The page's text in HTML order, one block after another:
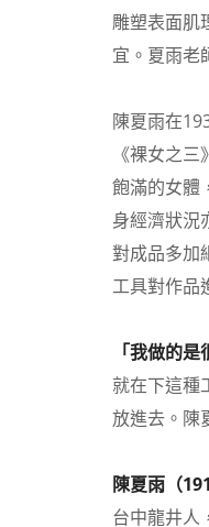
雕塑表面肌
宜。 夏雨老
陳夏雨在
《裸女之三
飽滿的女體
身經濟狀況
對成品多加
工具對作品
「我做的
就在下這種
放進去。陳
陳夏雨（
台中龍井人